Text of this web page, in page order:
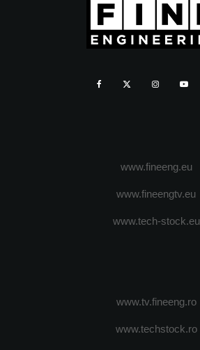
www.fineeng.eu
www.fineengtv.eu
www.tech-stock.eu
www.tv.fineeng.ro
www.techstock.ro